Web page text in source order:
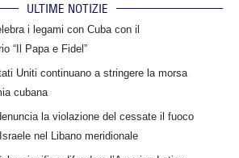
ULTIME NOTIZIE
i legami con Cuba con il
“Il Papa e Fidel”
Uniti continuano a stringere la morsa
cubana
la violazione del cessate il fuoco
nel Libano meridionale